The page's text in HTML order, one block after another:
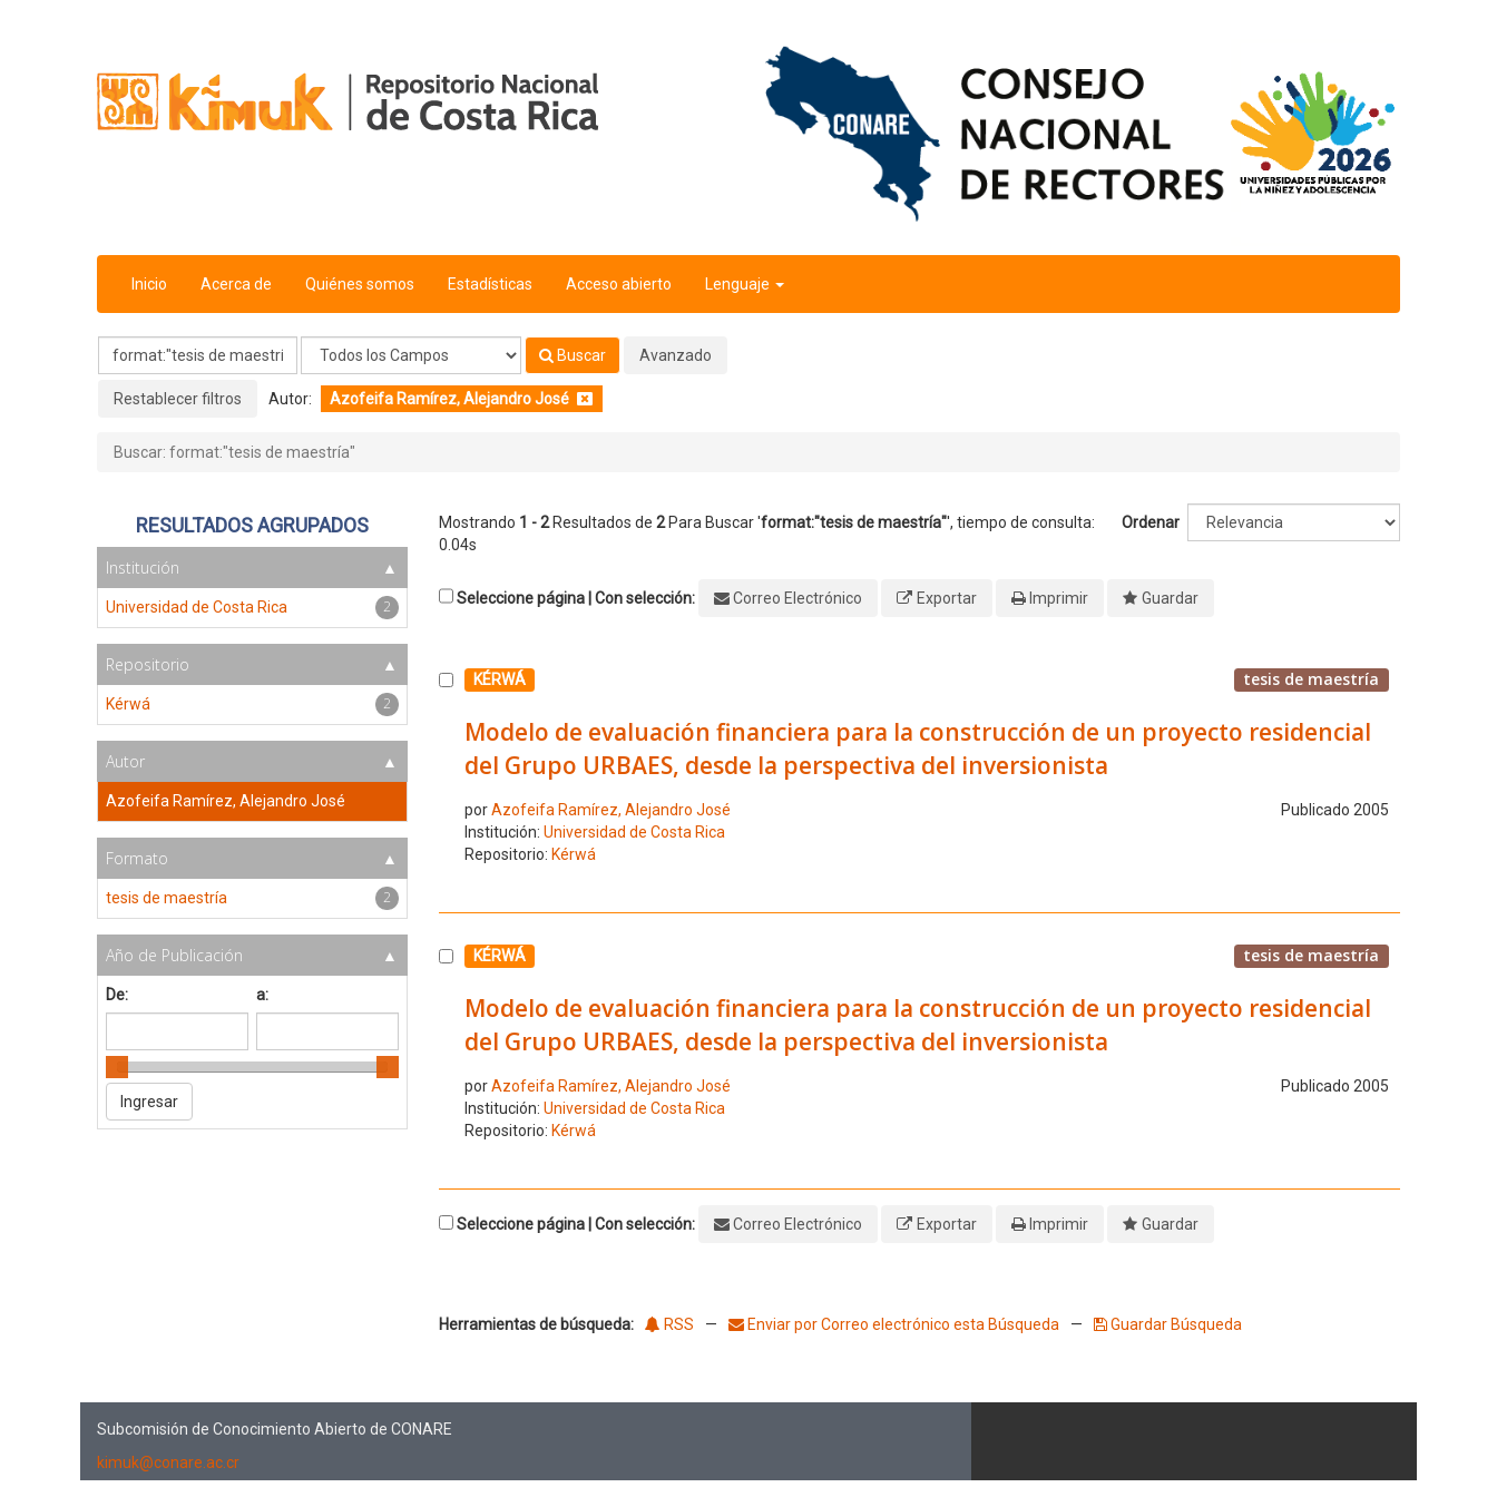
Inicio Acerca de Quiénes somos Estadísticas Acceso abierto Lenguaje
Buscar Avanzado
Restablecer filtros Autor: Azofeifa Ramírez, Alejandro José
Buscar: format:"tesis de maestría"
Mostrando 1 - 2Resultados de 2Para Buscar 'format:"tesis de maestría"', tiempo de consulta:
0.04s
Ordenar
Seleccione página | Con selección: Correo Electrónico Exportar Imprimir Guardar
Seleccione el número de resultado 1
KÉRWÁ tesis de maestría
Modelo de evaluación financiera para la construcción de un proyecto residencial
del Grupo URBAES, desde la perspectiva del inversionista
porAzofeifa Ramírez, Alejandro José
Publicado 2005
Institución: Universidad de Costa Rica
Repositorio: Kérwá
Seleccione el número de resultado 2
KÉRWÁ tesis de maestría
Modelo de evaluación financiera para la construcción de un proyecto residencial
del Grupo URBAES, desde la perspectiva del inversionista
porAzofeifa Ramírez, Alejandro José
Publicado 2005
Institución: Universidad de Costa Rica
Repositorio: Kérwá
Seleccione página | Con selección: Correo Electrónico Exportar Imprimir Guardar
Herramientas de búsqueda: RSS — Enviar por Correo electrónico esta Búsqueda — Guardar Búsqueda
RESULTADOS AGRUPADOS
Institución
Universidad de Costa Rica 2
Repositorio
Kérwá 2
Autor
Azofeifa Ramírez, Alejandro José
Formato
tesis de maestría 2
Año de Publicación
De: a:
Subcomisión de Conocimiento Abierto de CONARE
kimuk@conare.ac.cr